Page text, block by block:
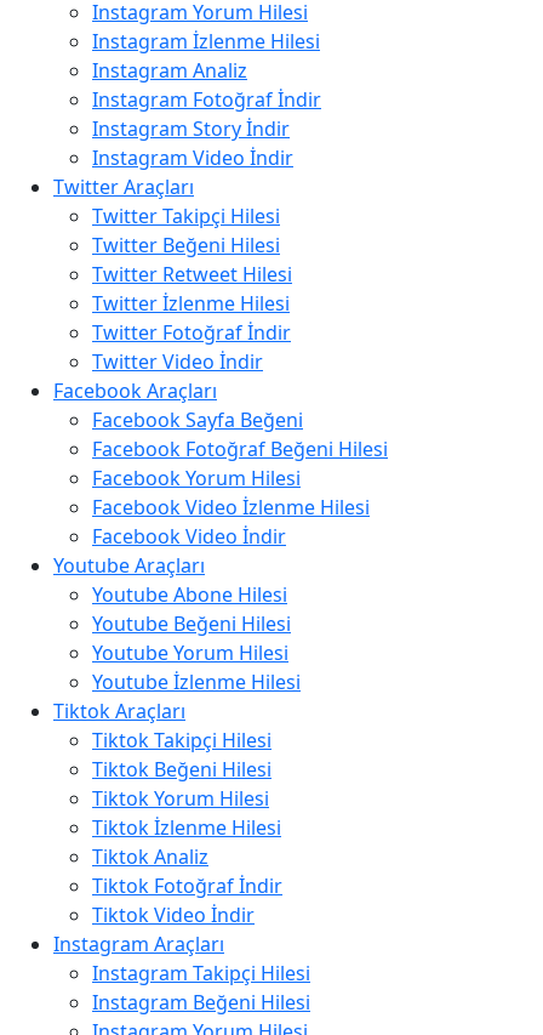
Instagram Yorum Hilesi
Instagram İzlenme Hilesi
Instagram Analiz
Instagram Fotoğraf İndir
Instagram Story İndir
Instagram Video İndir
Twitter Araçları
Twitter Takipçi Hilesi
Twitter Beğeni Hilesi
Twitter Retweet Hilesi
Twitter İzlenme Hilesi
Twitter Fotoğraf İndir
Twitter Video İndir
Facebook Araçları
Facebook Sayfa Beğeni
Facebook Fotoğraf Beğeni Hilesi
Facebook Yorum Hilesi
Facebook Video İzlenme Hilesi
Facebook Video İndir
Youtube Araçları
Youtube Abone Hilesi
Youtube Beğeni Hilesi
Youtube Yorum Hilesi
Youtube İzlenme Hilesi
Tiktok Araçları
Tiktok Takipçi Hilesi
Tiktok Beğeni Hilesi
Tiktok Yorum Hilesi
Tiktok İzlenme Hilesi
Tiktok Analiz
Tiktok Fotoğraf İndir
Tiktok Video İndir
Instagram Araçları
Instagram Takipçi Hilesi
Instagram Beğeni Hilesi